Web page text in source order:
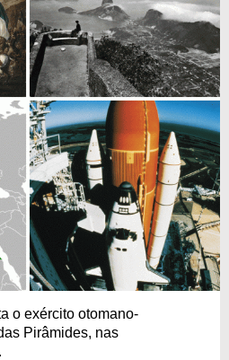
o exército otomano-
Pirâmides, nas